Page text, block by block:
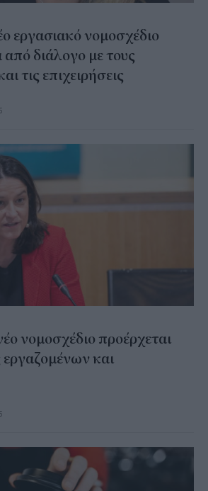
εργασιακό νομοσχέδιο
διάλογο με τους
τις επιχειρήσεις
νομοσχέδιο προέρχεται
και